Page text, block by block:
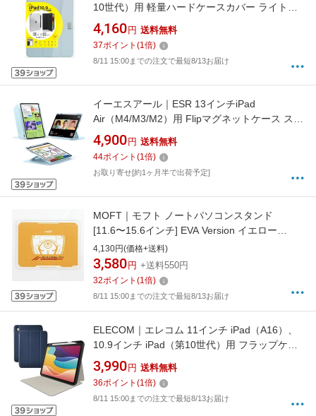
10世代）用 軽量ハードケースカバー ライトブ
ルー TBC-IP2200LBL
4,160 円 送料無料
37ポイント (1倍)
8/11 15:00までの注文で最短8/13お届け
イーエスアール｜ESR 13インチiPad
Air（M4/M3/M2）用 Flipマグネットケース スカ
イブルー 1B21500203
4,900 円 送料無料
44ポイント (1倍)
お取り寄せ[約1ヶ月半で出荷予定]
MOFT｜モフト ノートパソコンスタンド
[11.6〜15.6インチ] EVA Version イエロー
MS006-S-3EVA-00YL
4,130円(価格+送料)
3,580 円 +送料550円
32ポイント (1倍)
8/11 15:00までの注文で最短8/13お届け
ELECOM｜エレコム 11インチ iPad（A16）、
10.9インチ iPad（第10世代）用 フラップケー
ス 衝撃吸収 Pencil収納 スリープ対応 ネイビー
TB-A25RSANV
3,990 円 送料無料
36ポイント (1倍)
8/11 15:00までの注文で最短8/13お届け